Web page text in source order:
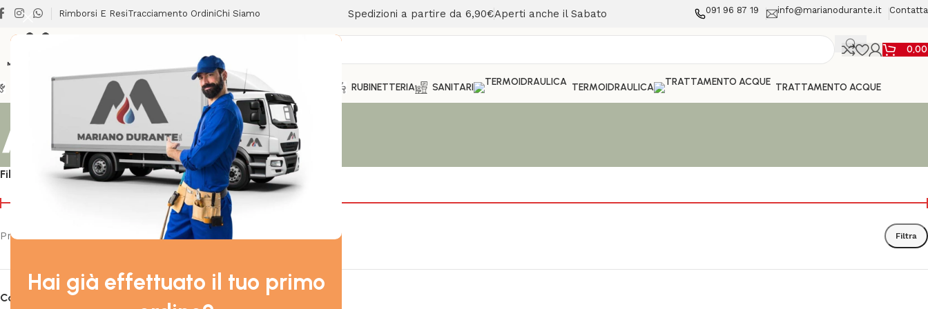
Hai già effettuato il tuo primo
Rimborsi E ResiTracciamento OrdiniChi Siamo Spedizioni a partire da 6,90€Aperti anche il Sabato 091 96 87 19 info@marianodurante.it
CLIMATIZZAZIONE LAVANDERIA RISCALDAMENTO RUBINETTERIA SANITARI TERMOIDRAULICA TRATTAMENTO ACQUE
Atlantic
Filtra Per Prezzo
Filtra
Prezzo:
Categorie